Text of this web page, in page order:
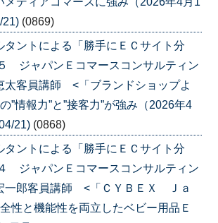
21) (0869)
タントによる「勝手にＥＣサイト分
ジャパンＥコマースコンサルティン
客員講師 <「ブランドショップよ
情報力”と”接客力”が強み（2026年4
21) (0868)
タントによる「勝手にＥＣサイト分
ジャパンＥコマースコンサルティン
郎客員講師 <「ＣＹＢＥＸ Ｊａ
性と機能性を両立したベビー用品Ｅ